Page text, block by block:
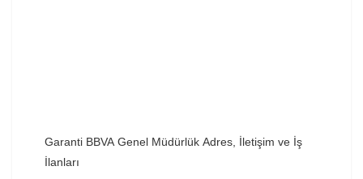
Garanti BBVA Genel Müdürlük Adres, İletişim ve İş
İlanları